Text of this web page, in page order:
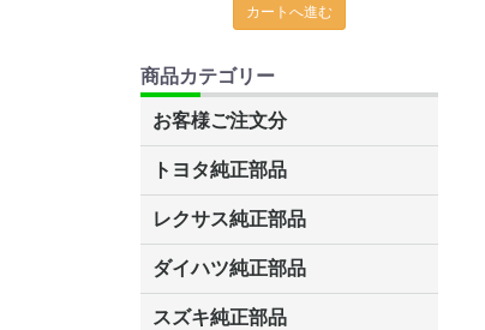
カートへ進む
商品カテゴリー
お客様ご注文分
トヨタ純正部品
C-HR
ルーミー・タンク
プリウスα
ナディア
グランビア・グランドハイエー
レクサスCT200H
86
カローラアクシオ
アベンシス
ヴェルファイア
MR2
サクシード
ヴェロッサ
トヨエース・ダイナ
タウンエース・ライトエース
ガイア
ピクシス
キャミ
ブレイド
デュエット
スープラ
カリーナ
コロナ
スターレット
SAI
センチュリー
アイシス
マークXジオ
IQ
AQUA(アクア)
アリスト
アルテッツァ・アルテッツァジ
アルファード
アルファードHV
ist
イプサム
ヴァンガード
ウィッシュ
ヴィッツ
WiLL サイファ
WiLL Vi
WiLL VS
ウィンダム
FJクルーザー
エスティマT・L
エスティマハイブリッド
レクサスLS600H/600HL
レクサスRX270/350
レクサスLS460/460L
MR-S
オーパ
オーリス
オリジン
カムリ
カルディナ
カローラ
カローラスパシオ
カローラフィールダー
カローラランクス・アレックス
クレスタ
クイックデリバリー
クラウン
クルーガー
シエンタ
セリカ
セルシオ
チェイサー
ノア・ボクシー
ハイエース・レジアスエース
ハイラックスサーフ
パッソ
ハリアー
ハリアーHV
bB
ビスタ・ビスタアルデオ
ファンカーゴ
プラッツ
プリウス
ブレビス
プレミオ・アリオン
プログレ
プロナード
プロボックス・サクシード
ベルタ
ボルツ
ポルテ
マークX
マークⅡ
ラウム
ラクティス
RAV4J・L
ランドクルーザー
ランドクルーザープラド
ルミオン
レクサスGS460/430/350/450H
レクサスIS250・350
レジアス・ツーリングハイエー
レクサス純正部品
GS450/GS350/GS250
CT200
ダイハツ純正部品
キャスト
ウェイク
シャレード
アルティス
クー
ビーゴ
アトレー
エッセ
オプティ
コペン
ストーリア
ソニカ
タント
タントエグゼ
テリオスキッド
ネイキッド
ハイゼット
ブーン・ブーンルミナス
マックス
ミラ・ミラジーノ
ミライース
ミラココア
ムーヴ
ムーヴコンテ
ムーヴラテ
リーザ
スズキ純正部品